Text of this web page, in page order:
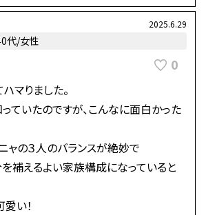
2025.6.29
代/女性
0
マりました。
ていたのですが、こんなに面白かった
ャの３人のバランスが絶妙で
補えるよい家族構成になっていると
い！